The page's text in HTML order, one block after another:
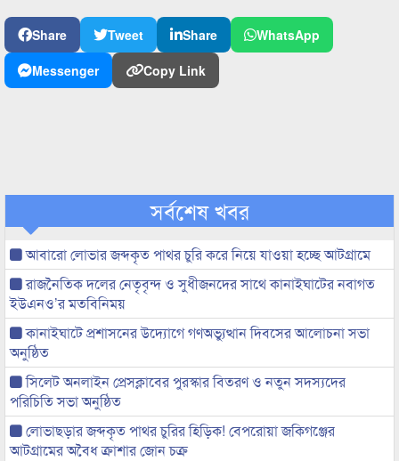
Share Tweet Share
WhatsApp
Messenger
Copy Link
সর্বশেষ খবর
আবারো লোভার জব্দকৃত পাথর চুরি করে নিয়ে যাওয়া হচ্ছে আটগ্রামে
রাজনৈতিক দলের নেতৃবৃন্দ ও সুধীজনদের সাথে কানাইঘাটের নবাগত
ইউএনও’র মতবিনিময়
কানাইঘাটে প্রশাসনের উদ্যোগে গণঅভ্যুত্থান দিবসের আলোচনা সভা
অনুষ্ঠিত
সিলেট অনলাইন প্রেসক্লাবের পুরস্কার বিতরণ ও নতুন সদস্যদের
পরিচিতি সভা অনুষ্ঠিত
লোভাছড়ার জব্দকৃত পাথর চুরির হিড়িক! বেপরোয়া জকিগঞ্জের
আটগ্রামের অবৈধ ক্রাশার জোন চক্র